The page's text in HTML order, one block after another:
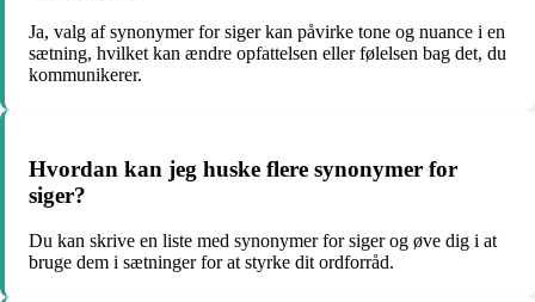
Ja, valg af synonymer for siger kan påvirke tone og nuance i en
sætning, hvilket kan ændre opfattelsen eller følelsen bag det, du
kommunikerer.
Hvordan kan jeg huske flere synonymer for
siger?
Du kan skrive en liste med synonymer for siger og øve dig i at
bruge dem i sætninger for at styrke dit ordforråd.